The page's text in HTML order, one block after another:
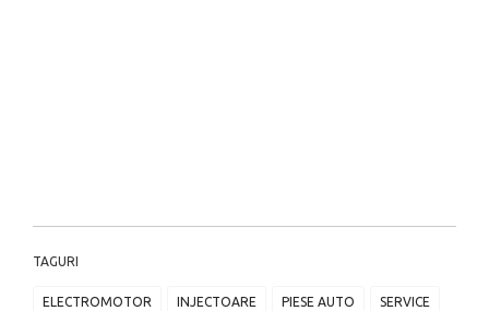
TAGURI
ELECTROMOTOR INJECTOARE PIESE AUTO SERVICE